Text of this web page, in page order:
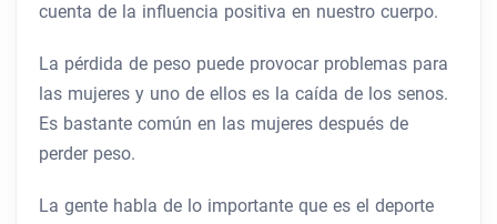
cuenta de la influencia positiva en nuestro cuerpo.
La pérdida de peso puede provocar problemas para
las mujeres y uno de ellos es la caída de los senos.
Es bastante común en las mujeres después de
perder peso.
La gente habla de lo importante que es el deporte